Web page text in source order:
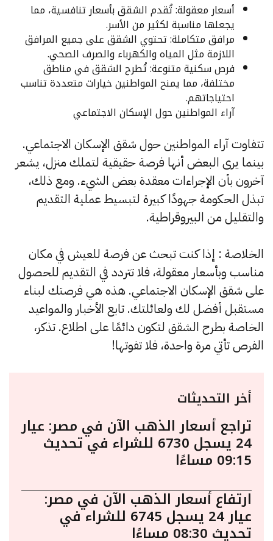
أسعار معقولة: تُقدم الشقق بأسعار تنافسية، مما
يجعلها مناسبة لكثير من الأسر.
مرافق متكاملة: تحتوي الشقق على جميع المرافق
اللازمة مثل المياه والكهرباء والصرف الصحي.
فرص سكنية متنوعة: تُطرح الشقق في مناطق
مختلفة، مما يمنح المواطنين خيارات متعددة تناسب
احتياجاتهم.
آراء المواطنين حول الإسكان الاجتماعي
تتفاوت آراء المواطنين حول شقق الإسكان الاجتماعي.
بينما يرى البعض أنها فرصة حقيقية لتملك منزل، يشعر
آخرون بأن الإجراءات معقدة بعض الشيء. ومع ذلك،
تبذل الحكومة جهودًا كبيرة لتبسيط عملية التقديم
والتقليل من البيروقراطية.
الخلاصة : إذا كنت تبحث عن فرصة للعيش في مكان
مناسب وبأسعار معقولة، فلا تتردد في التقديم للحصول
على شقق الإسكان الاجتماعي. هذه هي فرصتك لبناء
مستقبل أفضل لك ولعائلتك. تابع الأخبار والمواعيد
الخاصة بطرح الشقق لتكون دائمًا على اطلاع. تذكر،
الفرص تأتي مرة واحدة، فلا تفوتها!
أخر التحديثات
تراجع أسعار الذهب الآن في مصر: عيار
24 يسجل 6730 للشراء في تحديث
09:15 مساءًا
ارتفاع أسعار الذهب الآن في مصر:
عيار 24 يسجل 6745 للشراء في
تحديث 08:30 مساءًا